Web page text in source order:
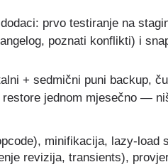
prvo testiranje na
poznati konflikti) i
+ sedmični puni backup,
jednom mjesečno —
minifikacija, lazy-load
revizija, transients),